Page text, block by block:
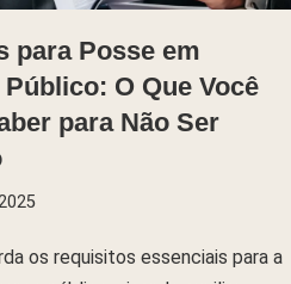
para Posse em
O Que Você
para Não Ser
os requisitos essenciais para a